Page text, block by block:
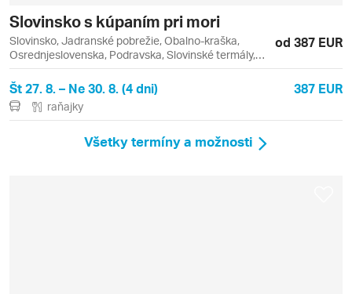
Slovinsko s kúpaním pri mori
Slovinsko, Jadranské pobrežie, Obalno-kraška,
Osrednjeslovenska, Podravska, Slovinské termály,
Lipica, Ľubľana, Maribor, Piran, Portorož, Strunjan
od 387 EUR
Št 27. 8. – Ne 30. 8. (4 dni) 387 EUR
raňajky
Všetky termíny a možnosti